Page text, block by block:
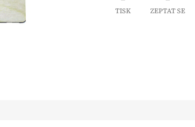
TISK ZEPTAT SE